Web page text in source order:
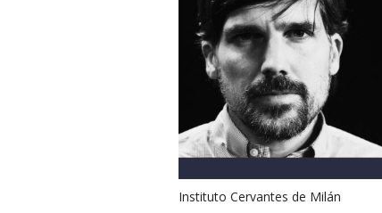
Instituto Cervantes de Milán